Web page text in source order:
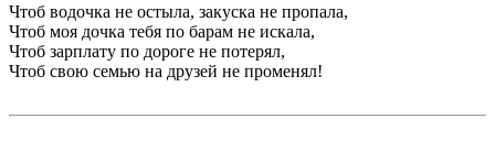
Чтоб водочка не остыла, закуска не пропала,
Чтоб моя дочка тебя по барам не искала,
Чтоб зарплату по дороге не потерял,
Чтоб свою семью на друзей не променял!